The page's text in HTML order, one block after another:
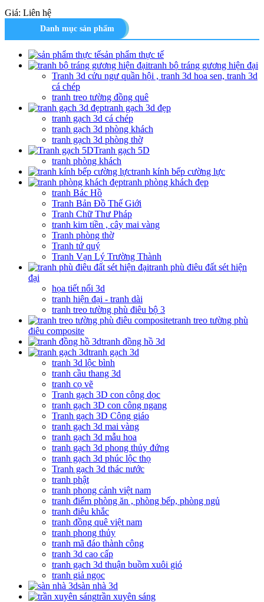
Giá: Liên hệ
Danh mục sản phẩm
sản phẩm thực tế
tranh bộ tráng gương hiện đại
Tranh 3d cửu ngư quần hội , tranh 3d hoa sen, tranh 3d
cá chép
tranh treo tường đồng quê
tranh gạch 3d đẹp
tranh gạch 3d cá chép
tranh gạch 3d phòng khách
tranh gạch 3d phòng thờ
Tranh gạch 5D
tranh phòng khách
tranh kính bếp cường lực
tranh phòng khách đẹp
tranh Bác Hồ
Tranh Bản Đồ Thế Giới
Tranh Chữ Thư Pháp
tranh kim tiền , cây mai vàng
Tranh phòng thờ
Tranh tứ quý
Tranh Vạn Lý Trường Thành
tranh phù điêu đất sét hiện
đại
họa tiết nổi 3d
tranh hiện đại - tranh dài
tranh treo tường phù điêu bộ 3
tranh treo tường phù
điêu composite
tranh đồng hồ 3d
tranh gạch 3d
tranh 3d lộc bình
tranh cầu thang 3d
tranh cọ vẽ
Tranh gạch 3D con công dọc
tranh gạch 3D con công ngang
Tranh gạch 3D Công giáo
tranh gạch 3d mai vàng
tranh gạch 3d mẫu hoa
tranh gạch 3d phong thủy đứng
tranh gạch 3d phúc lộc thọ
Tranh gạch 3d thác nước
tranh phật
tranh phong cảnh việt nam
tranh điểm phòng ăn , phòng bếp, phòng ngủ
tranh điêu khắc
tranh đồng quê việt nam
tranh phong thủy
tranh mã đáo thành công
tranh 3d cao cấp
tranh gạch 3d thuận buồm xuôi gió
tranh giả ngọc
sàn nhà 3d
trần xuyên sáng